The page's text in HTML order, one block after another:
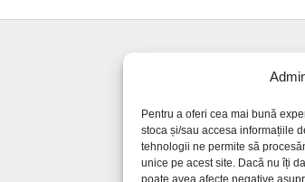
Pentru a oferi cea mai bună
stoca și/sau accesa informațiile
tehnologii ne permite să
unice pe acest site. Dacă nu îți
poate avea afecte negative